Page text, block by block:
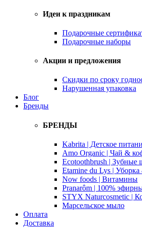
Идеи к праздникам
Подарочные
Подарочные наборы
Акции и предложения
Скидки по сроку
Нарушенная упаковка
Блог
Бренды
БРЕНДЫ
Kabrita | Детское
Amo Organic | Чай &
Ecotoothbrush | Зубные
Etamine du Lys | Уборка
Now foods | Витамины
Pranarôm | 100%
STYX Naturcosmetic |
Марсельское мыло
Оплата
Доставка